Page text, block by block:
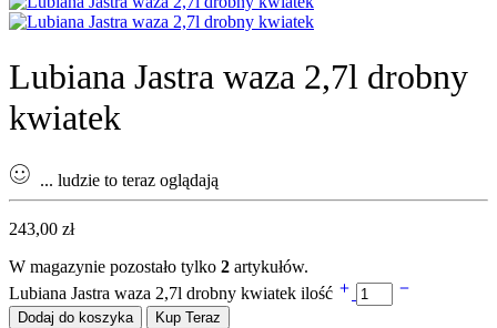
Lubiana Jastra waza 2,7l drobny
kwiatek
... ludzie to teraz oglądają
243,00 zł
W magazynie pozostało tylko 2 artykułów.
Lubiana Jastra waza 2,7l drobny kwiatek ilość
Dodaj do koszyka Kup Teraz